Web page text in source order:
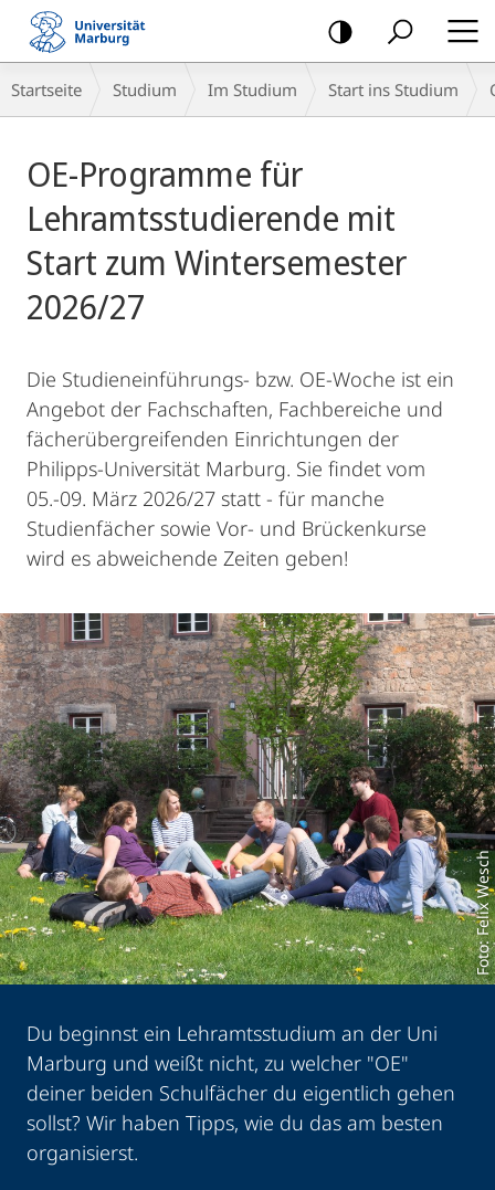
Mobile-
Navigation
Breadcrumb-
Navigation
Startseite Studium Im Studium Start ins Studium
OE-Programme für
Lehramtsstudierende mit
Start zum Wintersemester
2026/27
Die Studieneinführungs- bzw. OE-Woche ist ein
Angebot der Fachschaften, Fachbereiche und
fächerübergreifenden Einrichtungen der
Philipps-Universität Marburg. Sie findet vom
05.-09. März 2026/27 statt - für manche
Studienfächer sowie Vor- und Brückenkurse
wird es abweichende Zeiten geben!
Du beginnst ein Lehramtsstudium an der Uni
Marburg und weißt nicht, zu welcher "OE"
deiner beiden Schulfächer du eigentlich gehen
sollst? Wir haben Tipps, wie du das am besten
organisierst.
Foto: Felix Wesch